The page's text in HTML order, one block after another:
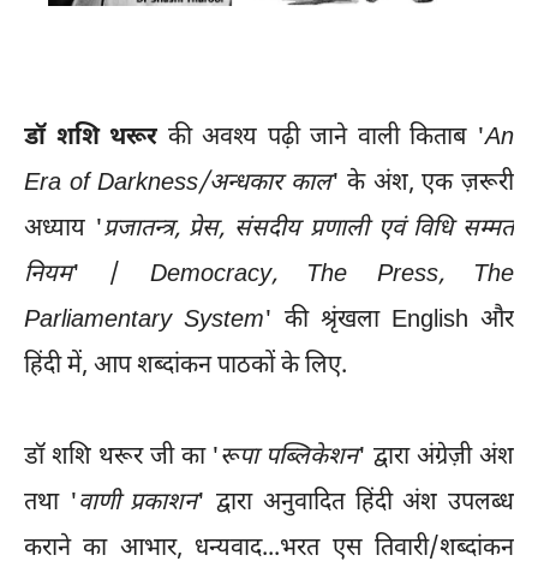
डॉ शशि थरूर की अवश्य पढ़ी जाने वाली किताब 'An
Era of Darkness/अन्धकार काल' के अंश, एक ज़रूरी
अध्याय 'प्रजातन्त्र, प्रेस, संसदीय प्रणाली एवं विधि सम्मत
नियम' / Democracy, The Press, The
Parliamentary System' की श्रृंखला English और
हिंदी में, आप शब्दांकन पाठकों के लिए.
डॉ शशि थरूर जी का 'रूपा पब्लिकेशन' द्वारा अंग्रेज़ी अंश
तथा 'वाणी प्रकाशन' द्वारा अनुवादित हिंदी अंश उपलब्ध
कराने का आभार, धन्यवाद...भरत एस तिवारी/शब्दांकन